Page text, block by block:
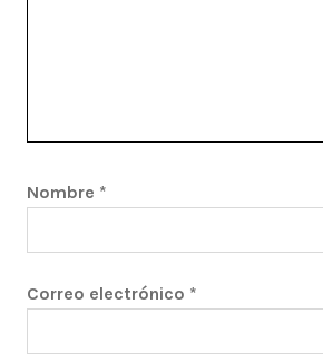
Nombre *
Correo electrónico *